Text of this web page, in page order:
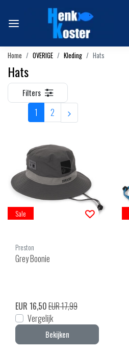
Home OVERIGE Kleding Hats
Hats
Filters
1 2
Sale
Preston
Grey Boonie
EUR 16,50EUR 17,99
Vergelijk
Bekijken